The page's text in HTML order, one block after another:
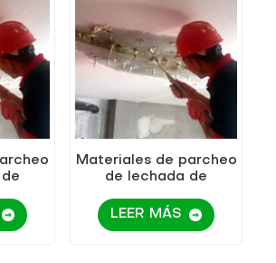
de
Materiales de parcheo
de lechada de
aceite KEZU
LEER MÁS